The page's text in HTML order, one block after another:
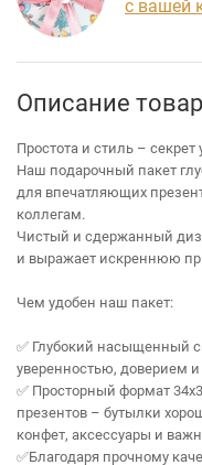
с вашей
Описание
Простота и стиль –
Наш подарочный пакет
для впечатляющих
коллегам.
Чистый и сдержанный
и выражает искреннюю
Чем удобен наш пакет:
✅ Глубокий насыщенный
уверенностью, доверием
✅ Просторный формат
презентов – бутылки
конфет, аксессуары и
✅Благодаря прочному